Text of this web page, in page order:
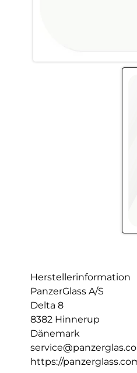
Herstellerinformation
PanzerGlass A/S
Delta 8
8382 Hinnerup
Dänemark
https://